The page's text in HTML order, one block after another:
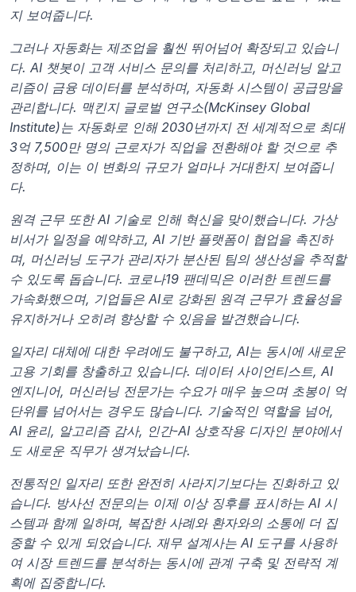
지 보여줍니다.
그러나 자동화는 제조업을 훨씬 뛰어넘어 확장되고 있습니
다. AI 챗봇이 고객 서비스 문의를 처리하고, 머신러닝 알고
리즘이 금융 데이터를 분석하며, 자동화 시스템이 공급망을
관리합니다. 맥킨지 글로벌 연구소(McKinsey Global
Institute)는 자동화로 인해 2030년까지 전 세계적으로 최대
3억 7,500만 명의 근로자가 직업을 전환해야 할 것으로 추
정하며, 이는 이 변화의 규모가 얼마나 거대한지 보여줍니
다.
원격 근무 또한 AI 기술로 인해 혁신을 맞이했습니다. 가상
비서가 일정을 예약하고, AI 기반 플랫폼이 협업을 촉진하
며, 머신러닝 도구가 관리자가 분산된 팀의 생산성을 추적할
수 있도록 돕습니다. 코로나19 팬데믹은 이러한 트렌드를
가속화했으며, 기업들은 AI로 강화된 원격 근무가 효율성을
유지하거나 오히려 향상할 수 있음을 발견했습니다.
일자리 대체에 대한 우려에도 불구하고, AI는 동시에 새로운
고용 기회를 창출하고 있습니다. 데이터 사이언티스트, AI
엔지니어, 머신러닝 전문가는 수요가 매우 높으며 초봉이 억
단위를 넘어서는 경우도 많습니다. 기술적인 역할을 넘어,
AI 윤리, 알고리즘 감사, 인간-AI 상호작용 디자인 분야에서
도 새로운 직무가 생겨났습니다.
전통적인 일자리 또한 완전히 사라지기보다는 진화하고 있
습니다. 방사선 전문의는 이제 이상 징후를 표시하는 AI 시
스템과 함께 일하며, 복잡한 사례와 환자와의 소통에 더 집
중할 수 있게 되었습니다. 재무 설계사는 AI 도구를 사용하
여 시장 트렌드를 분석하는 동시에 관계 구축 및 전략적 계
획에 집중합니다.